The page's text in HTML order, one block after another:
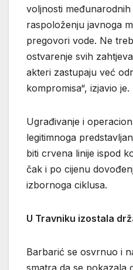
voljnosti
raspoloženju javnoga
pregovori vode. Ne
ostvarenje svih
akteri zastupaju već
kompromisa“, izjavio je.
Ugrađivanje i
legitimnoga
biti crvena linije ispod
čak i po cijenu
izbornoga ciklusa.
U Travniku izostala
Barbarić se osvrnuo i